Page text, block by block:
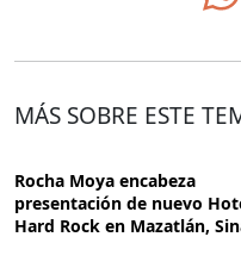
MÁS SOBRE ESTE
Rocha Moya encabeza
presentación de nuevo
Hard Rock en Mazatlán,